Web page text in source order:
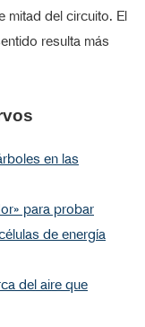
mitad del circuito. El
resulta más
en las
para probar
de energía
del aire que